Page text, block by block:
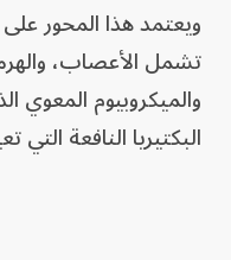
ويعتمد هذا المحور
تشمل الأعصاب،
والميكروبيوم المعوي
البكتيريا النافعة